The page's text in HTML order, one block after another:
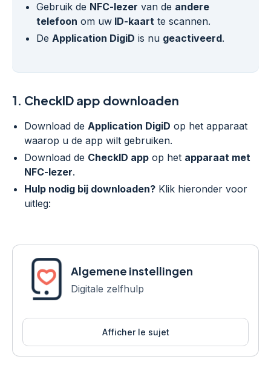
Gebruik de NFC-lezer van de andere
telefoon om uw ID-kaart te scannen.
De Application DigiD is nu geactiveerd.
1. CheckID app downloaden
Download de Application DigiD op het apparaat
waarop u de app wilt gebruiken.
Download de CheckID app op het apparaat met
NFC-lezer.
Hulp nodig bij downloaden? Klik hieronder voor
uitleg:
Algemene instellingen
Digitale zelfhulp
Afficher le sujet